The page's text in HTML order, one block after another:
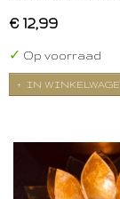
€ 12,99
✓ Op voorraad
IN